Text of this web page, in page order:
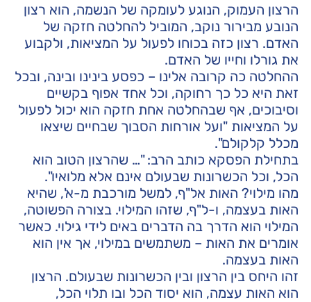
הרצון העמוק, הנוגע לעומקה של הנשמה, הוא רצון
הנובע מבירור נוקב, המוביל להחלטה חזקה של
האדם. רצון כזה בכוחו לפעול על המציאות, ולקבוע
את גורלו וחייו של האדם.
ההחלטה כה קרובה אלינו – כפסע בינינו ובינה, ובכל
זאת היא כל כך רחוקה, וכל אחד אפוף בקשיים
וסיבוכים, אף שבהחלטה אחת חזקה הוא יכול לפעול
על המציאות "ועל אורחות הסבוך שבחיים שיצאו
מכלל קלקולם".
בתחילת הפסקא כותב הרב: "… שהרצון הטוב הוא
הכל, וכל הכשרונות שבעולם אינם אלא מלואיו".
מהו מילוי? האות אל"ף, למשל מורכבת מ-א', שהיא
האות בעצמה, ו-ל"ף, שזהו המילוי. בצורה הפשוטה,
המילוי הוא הדרך בה הדברים באים לידי גילוי. כאשר
אומרים את האות – משתמשים במילוי, אך אין הוא
האות בעצמה.
זהו היחס בין הרצון ובין הכשרונות שבעולם. הרצון
הוא האות עצמה, הוא יסוד הכל ובו תלוי הכל,